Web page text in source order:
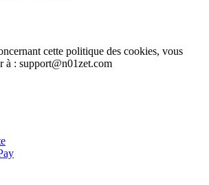
cette politique des cookies, vous
à : support@n01zet.com